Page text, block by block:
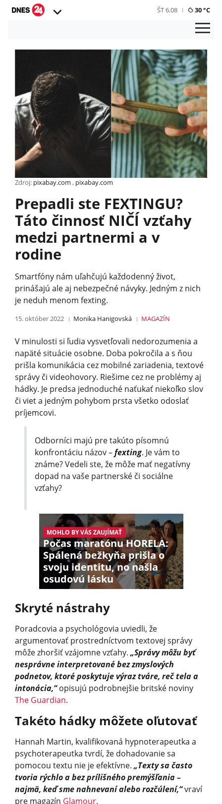
ŠT 6.08 30 °C
Zdroj: pixabay.com , pixabay.com
Prepadli ste FEXTINGU?
Táto činnosť NIČÍ vzťahy
medzi partnermi a v
rodine
Smartfóny nám uľahčujú každodenný život,
prinášajú ale aj nebezpečné návyky. Jedným z nich
je neduh menom fexting.
15. október 2022 Monika Hanigovská MAGAZÍN
V minulosti si ľudia vysvetľovali nedorozumenia a
napäté situácie osobne. Doba pokročila a s ňou
prišla komunikácia cez mobilné zariadenia, textové
správy či videohovory. Riešime cez ne problémy aj
hádky. Je predsa jednoduché naťukať niekoľko slov
či viet a jedným pohybom prsta všetko odoslať
príjemcovi.
Odborníci majú pre takúto písomnú
konfrontáciu názov –fexting. Je vám to
známe? Vedeli ste, že môže mať negatívny
dopad na vaše partnerské či sociálne
vzťahy?
MOHLO BY VÁS ZAUJÍMAŤ
Počas maratónu HORELA:
Spálená bežkyňa prišla o
svoju identitu, no našla
osudovú lásku
Skryté nástrahy
Poradcovia a psychológovia uviedli, že
argumentovať prostredníctvom textovej správy
môže zhoršiť vzájomne vzťahy. „Správy môžu byť
nesprávne interpretované bez zmyslových
podnetov, ktoré poskytuje výraz tváre, reč tela a
intonácia,“opisujú podrobnejšie britské noviny
The Guardian.
Takéto hádky môžete oľutovať
Hannah Martin, kvalifikovaná hypnoterapeutka a
psychoterapeutka tvrdí, že dohadovanie sa
pomocou textu nie je efektívne. „Texty sa často
tvoria rýchlo a bez prílišného premýšľania –
najmä, keď sme nahnevaní alebo rozčúlení,“vraví
pre magazín Glamour.